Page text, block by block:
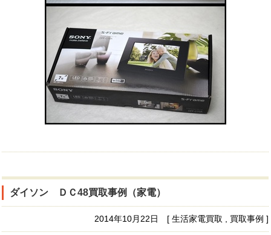
ダイソン ＤＣ48買取事例（家電）
2014年10月22日 [ 生活家電買取 , 買取事例 ]